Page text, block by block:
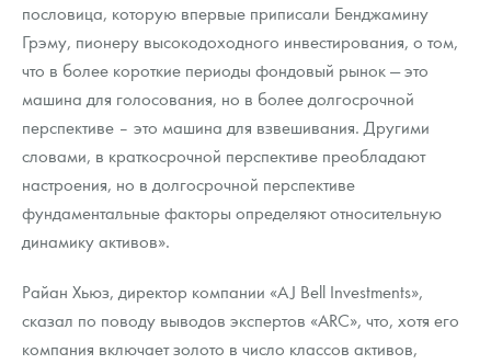
пословица, которую впервые приписали Бенджамину
Грэму, пионеру высокодоходного инвестирования, о том,
что в более короткие периоды фондовый рынок — это
машина для голосования, но в более долгосрочной
перспективе – это машина для взвешивания. Другими
словами, в краткосрочной перспективе преобладают
настроения, но в долгосрочной перспективе
фундаментальные факторы определяют относительную
динамику активов».
Райан Хьюз, директор компании «AJ Bell Investments»,
сказал по поводу выводов экспертов «ARC», что, хотя его
компания включает золото в число классов активов,